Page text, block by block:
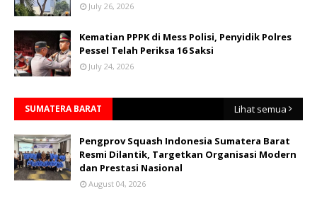
July 26, 2026
Kematian PPPK di Mess Polisi, Penyidik Polres
Pessel Telah Periksa 16 Saksi
July 24, 2026
SUMATERA BARAT Lihat semua
Pengprov Squash Indonesia Sumatera Barat
Resmi Dilantik, Targetkan Organisasi Modern
dan Prestasi Nasional
August 04, 2026